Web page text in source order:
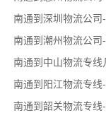
南通到深圳物流公司
南通到潮州物流公司
南通到中山物流专线
南通到阳江物流专线
南通到韶关物流专